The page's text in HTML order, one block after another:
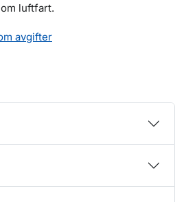
luftfart.
avgifter